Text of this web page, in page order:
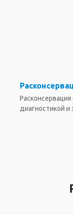
диагностикой и